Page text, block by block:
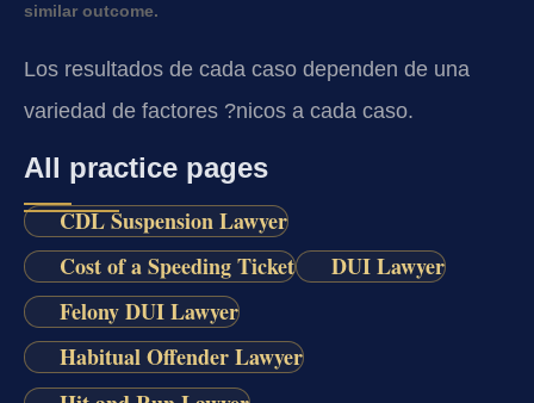
similar outcome.
Los resultados de cada caso dependen de una
variedad de factores ?nicos a cada caso.
All practice pages
CDL Suspension Lawyer
Cost of a Speeding Ticket
DUI Lawyer
Felony DUI Lawyer
Habitual Offender Lawyer